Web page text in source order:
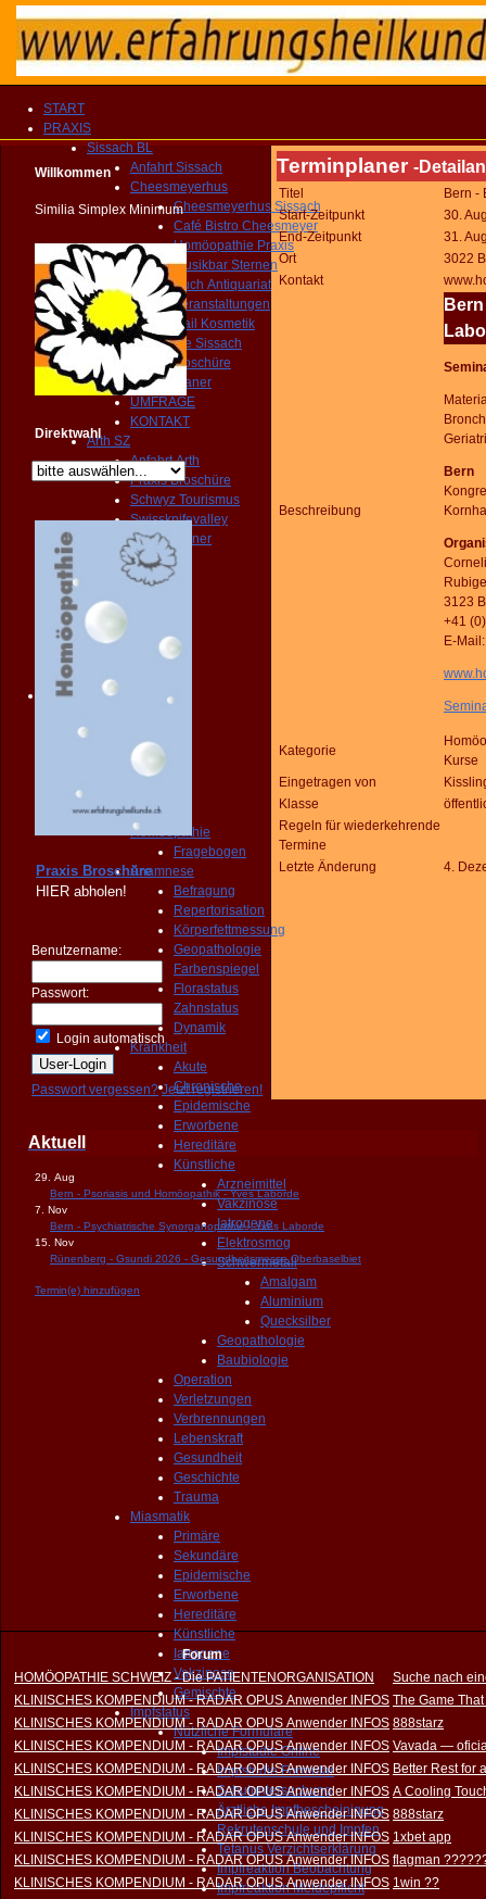
START
PRAXIS
Sissach BL
Anfahrt Sissach
Cheesmeyerhus
Cheesmeyerhus Sissach
Café Bistro Cheesmeyer
Homöopathie Praxis
Musikbar Sternen
Buch Antiquariat
Veranstaltungen
Nail Kosmetik
Gemeinde Sissach
Praxis Broschüre
Routenplaner
UMFRAGE
KONTAKT
Arth SZ
Anfahrt Arth
Praxis Broschüre
Schwyz Tourismus
Swissknifevalley
Routenplaner
KONTAKT
Erreichbarkeit
Fragebogen
Broschüre
Person
KONTAKT
Angebot
Homöopathie
Diagnose
PRAXIS
Homöopathie
Fragebogen
Anamnese
Befragung
Repertorisation
Körperfettmessung
Geopathologie
Farbenspiegel
Florastatus
Zahnstatus
Dynamik
Krankheit
Akute
Chronische
Epidemische
Erworbene
Hereditäre
Künstliche
Arzneimittel
Vakzinose
Iatrogene
Elektrosmog
Schwermetall
Amalgam
Aluminium
Quecksilber
Geopathologie
Baubiologie
Operation
Verletzungen
Verbrennungen
Lebenskraft
Gesundheit
Geschichte
Trauma
Miasmatik
Primäre
Sekundäre
Epidemische
Erworbene
Hereditäre
Künstliche
Iatrogene
Vakzinose
Gemischte
Impfstatus
Nützliche Formulare
Impfstudie Online
Impfstudie Formular
Schuluntersuchung
Ärztliche Impfbescheinigung
Rekrutenschule und Impfen
Tetanus Verzichtserklärung
Impfreaktion Beobachtung
Impfreaktion Meldepflicht
Willkommen
Similia Simplex Minimum
Direktwahl
Praxis Broschüre
HIER abholen!
Benutzername:
Passwort:
Login automatisch
Passwort vergessen? Jetzt registrieren!
Terminplaner -
Titel
Bern -
Start-Zeitpunkt
30.
End-Zeitpunkt
31.
Ort
3022
Kontakt
Beschreibung
Bern
3123
+41
E-
Kategorie
Kurse
Eingetragen von
Klasse
Regeln für wiederkehrende
Termine
Letzte Änderung
4.
Aktuell
29. Aug
Bern - Psoriasis und Homöopathik - Yves Laborde
7. Nov
Bern - Psychiatrische Synorganopathie - Yves Laborde
15. Nov
Rünenberg - Gsundi 2026 - Gesundheitsmesse Oberbaselbiet
Termin(e) hinzufügen
Forum
HOMÖOPATHIE SCHWEIZ - Die PATIENTENORGANISATION
Suche nach
KLINISCHES KOMPENDIUM - RADAR OPUS Anwender INFOS The Game
KLINISCHES KOMPENDIUM - RADAR OPUS Anwender INFOS 888starz
KLINISCHES KOMPENDIUM - RADAR OPUS Anwender INFOS Vavada —
KLINISCHES KOMPENDIUM - RADAR OPUS Anwender INFOS Better Rest for
KLINISCHES KOMPENDIUM - RADAR OPUS Anwender INFOS A Cooling
KLINISCHES KOMPENDIUM - RADAR OPUS Anwender INFOS 888starz
KLINISCHES KOMPENDIUM - RADAR OPUS Anwender INFOS 1xbet app
KLINISCHES KOMPENDIUM - RADAR OPUS Anwender INFOS flagman
KLINISCHES KOMPENDIUM - RADAR OPUS Anwender INFOS 1win ??